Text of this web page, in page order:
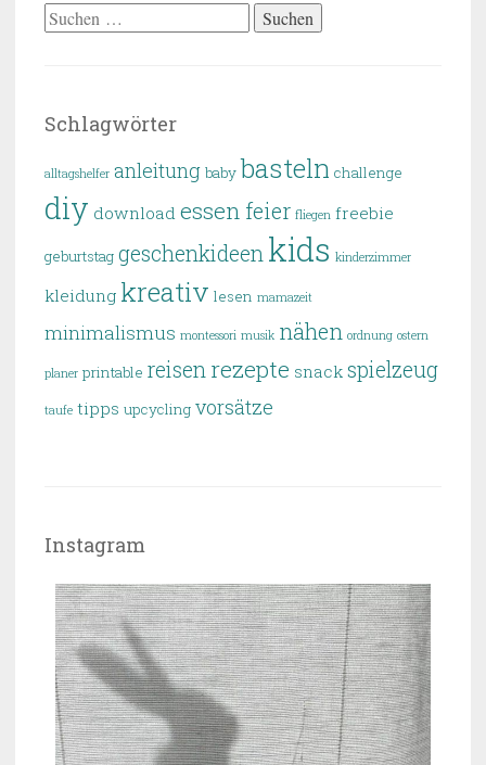
Suchen
Schlagwörter
alltagshelfer anleitung baby basteln challenge
diy download essen feier fliegen freebie
geburtstag geschenkideen kids kinderzimmer
kleidung kreativ lesen mamazeit
minimalismus montessori musik nähen ordnung ostern
planer printable reisen rezepte snack spielzeug
taufe tipps upcycling vorsätze
Instagram